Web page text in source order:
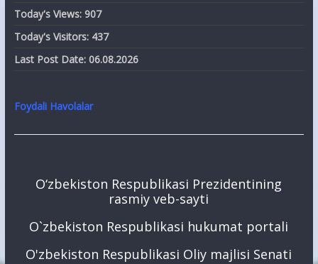
Today's Views: 907
Today's Visitors: 437
Last Post Date: 06.08.2026
Foydali Havolalar
O‘zbekiston Respublikasi Prezidentining
rasmiy veb-sayti
O`zbekiston Respublikasi hukumat portali
O'zbekiston Respublikasi Oliy majlisi Senati